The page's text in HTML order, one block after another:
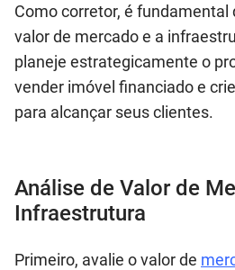
Como corretor, é fundamental
valor de mercado e a
planeje estrategicamente o
vender imóvel financiado e
para alcançar seus clientes.
Análise de Valor de
Infraestrutura
Primeiro, avalie o valor de